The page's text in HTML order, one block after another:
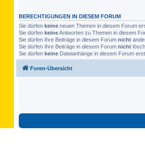
BERECHTIGUNGEN IN DIESEM FORUM
Sie dürfen keine neuen Themen in diesem Forum
Sie dürfen keineAntworten zu Themen in diesem
Sie dürfen Ihre Beiträge in diesem Forum nicht
Sie dürfen Ihre Beiträge in diesem Forum nicht
Sie dürfen keine Dateianhänge in diesem Forum
Foren-Übersicht